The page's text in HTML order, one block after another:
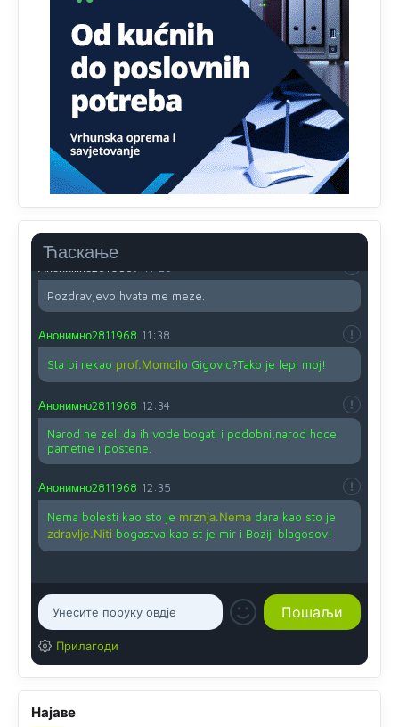
Ћаскање
Анонимно2810587
11:13
Proguglajte
Анонимно2810587
11:21
O kako su cudni lvi ljudi,uzeli bi sve da mogu...a ja srce
svima fajem,radujem se tudjoj sreci.I ko ima i ko nema
na iso ce mjesto leci!
Анонимно2810587
11:24
Pozdrav,evo hvata me meze.
Анонимно2811968 11:38
Sta bi rekao prof.Momcilo Gigovic?Tako je lepi moj!
Анонимно2811968 12:34
Narod ne zeli da ih vode bogati i podobni,narod hoce
pametne i postene.
Анонимно2811968 12:35
Nema bolesti kao sto je mrznja.Nemadara kao sto je
zdravlje.Niti bogastva kao st je mir i Boziji blagosov!
Прилагоди
Најаве